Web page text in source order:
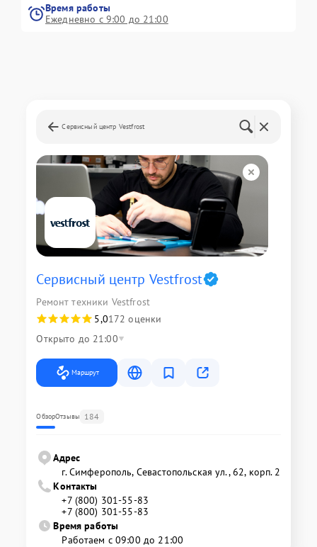
Время работы
Ежедневно с 9:00 до 21:00
Сервисный центр Vestfrost
Сервисный центр Vestfrost
Ремонт техники Vestfrost
5,0172 оценки
Открыто до 21:00
Маршрут
ОбзорОтзывы 184
Адрес
г. Симферополь, Севастопольская ул., 62, корп. 2
Контакты
+7 (800) 301-55-83
+7 (800) 301-55-83
Время работы
Работаем с 09:00 до 21:00